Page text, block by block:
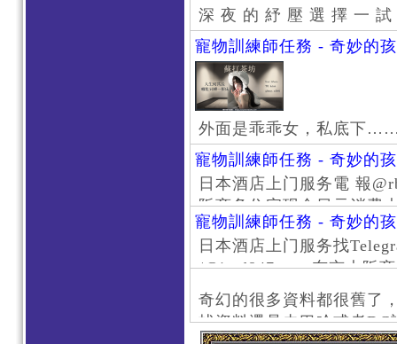
深 夜 的 紓 壓 選 擇 一
寵物訓練師任務 - 奇妙的
外面是乖乖女，私底下
寵物訓練師任務 - 奇妙的
日本酒店上门服务電 報
阪商务住宅现金日元消费
京风俗 #大阪风俗 #东京
上门服务新宿风俗 #梅田
#日本萝莉 #大阪萝莉 #日
寵物訓練師任務 - 奇妙的
日本酒店上门服务找
/@jptd847utpp 东京大阪
京旅游 #大阪旅游 #东京
东京上门服务 #大阪上门
心斋桥风俗 #日本女孩 #
奇幻的很多資料都很舊了
找資料還是去巴哈或者